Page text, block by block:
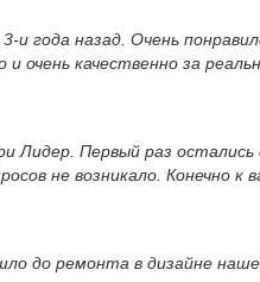
и года назад. Очень
очень качественно за
Лидер. Первый раз
не возникало. Конечно к
до ремонта в дизайне